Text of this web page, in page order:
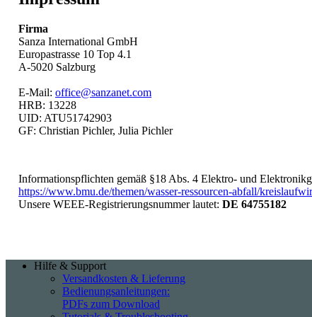
Firma
Sanza International GmbH
Europastrasse 10 Top 4.1
A-5020 Salzburg
E-Mail: office@sanzanet.com
HRB: 13228
UID: ATU51742903
GF: Christian Pichler, Julia Pichler
Informationspflichten gemäß §18 Abs. 4 Elektro- und
https://www.bmu.de/themen/wasser-ressourcen-abfall/
Unsere WEEE-Registrierungsnummer lautet: DE 64755182
Hilfe & Support
Versandkosten & Lieferung
Bedienungsanleitungen:
PDFs zum Download